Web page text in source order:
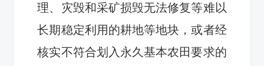
理、灾毁和采矿损毁无法修复等难以
长期稳定利用的耕地等地块，或者经
核实不符合划入永久基本农田要求的